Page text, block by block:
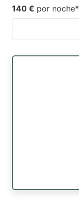
140 € por noche*